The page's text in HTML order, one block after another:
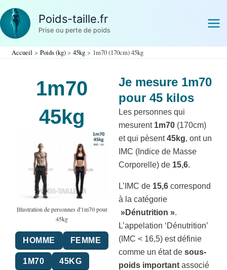
Aller
au
contenu
Poids-taille.fr
Prise ou perte de poids
Accueil Poids (kg) 45kg 1m70 (170cm) 45kg
1m70
45kg
Illustration de personnes d'1m70 pour
45kg
HOMME FEMME
1M70 45KG
Je mesure 1m70
pour 45 kilos
Les personnes qui
mesurent 1m70 (170cm)
et qui pèsent45kg, ont un
IMC (Indice de Masse
Corporelle) de 15,6.
L’IMC de 15,6 correspond
à la catégorie
»Dénutrition ».
L’appelation ‘Dénutrition’
(IMC < 16,5) est définie
comme un état de sous-
poids important associé